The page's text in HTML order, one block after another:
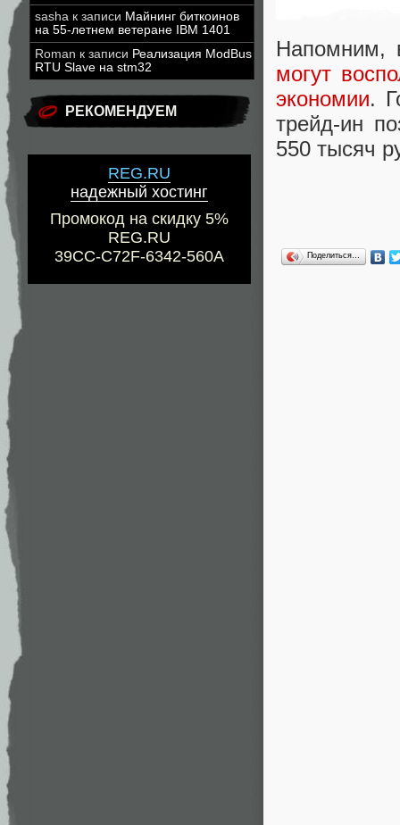
sasha к записи Майнинг биткоинов
на 55-летнем ветеране IBM 1401
Roman к записи Реализация ModBus
RTU Slave на stm32
РЕКОМЕНДУЕМ
REG.RU
надежный хостинг
Промокод на скидку 5%
REG.RU
39CC-C72F-6342-560A
Напомним,
могут
экономии.
трейд-ин
550 тысяч
Поделиться…